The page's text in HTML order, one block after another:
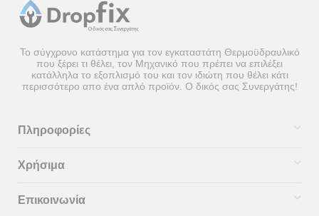
Το σύγχρονο κατάστημα για τον εγκαταστάτη Θερμοϋδραυλικό
που ξέρει τι θέλει, τον Μηχανικό που πρέπει να επιλέξει
κατάλληλα το εξοπλισμό του και τον ιδιώτη που θέλει κάτι
περισσότερο απο ένα απλό προϊόν. Ο δικός σας Συνεργάτης!
Πληροφορίες
Χρήσιμα
Επικοινωνία